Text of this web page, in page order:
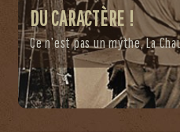
DU CARACTÈRE !
Ce n’est pas un mythe, La